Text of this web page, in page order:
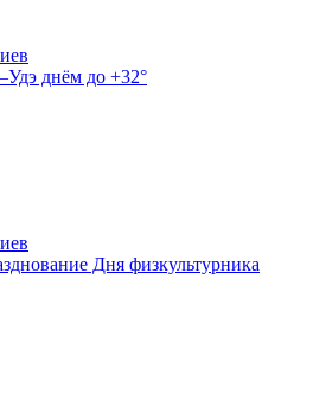
днём до +32°
Дня физкультурника